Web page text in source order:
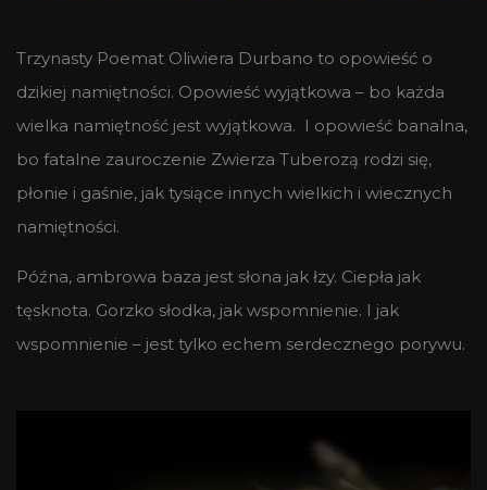
Trzynasty Poemat Oliwiera Durbano to opowieść o
dzikiej namiętności. Opowieść wyjątkowa – bo każda
wielka namiętność jest wyjątkowa. I opowieść banalna,
bo fatalne zauroczenie Zwierza Tuberozą rodzi się,
płonie i gaśnie, jak tysiące innych wielkich i wiecznych
namiętności.
Późna, ambrowa baza jest słona jak łzy. Ciepła jak
tęsknota. Gorzko słodka, jak wspomnienie. I jak
wspomnienie – jest tylko echem serdecznego porywu.